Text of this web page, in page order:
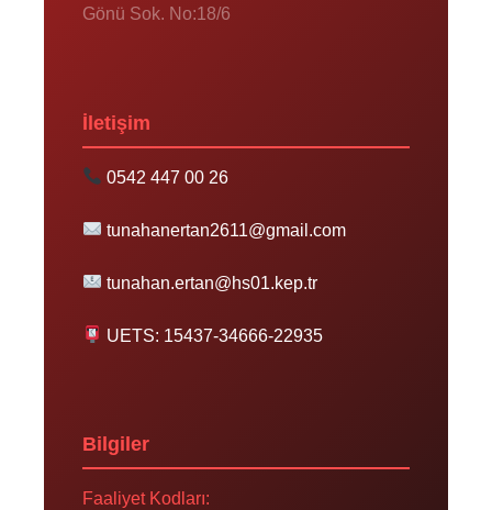
Gönü Sok. No:18/6
İletişim
0542 447 00 26
tunahanertan2611@gmail.com
tunahan.ertan@hs01.kep.tr
UETS: 15437-34666-22935
Bilgiler
Faaliyet Kodları: